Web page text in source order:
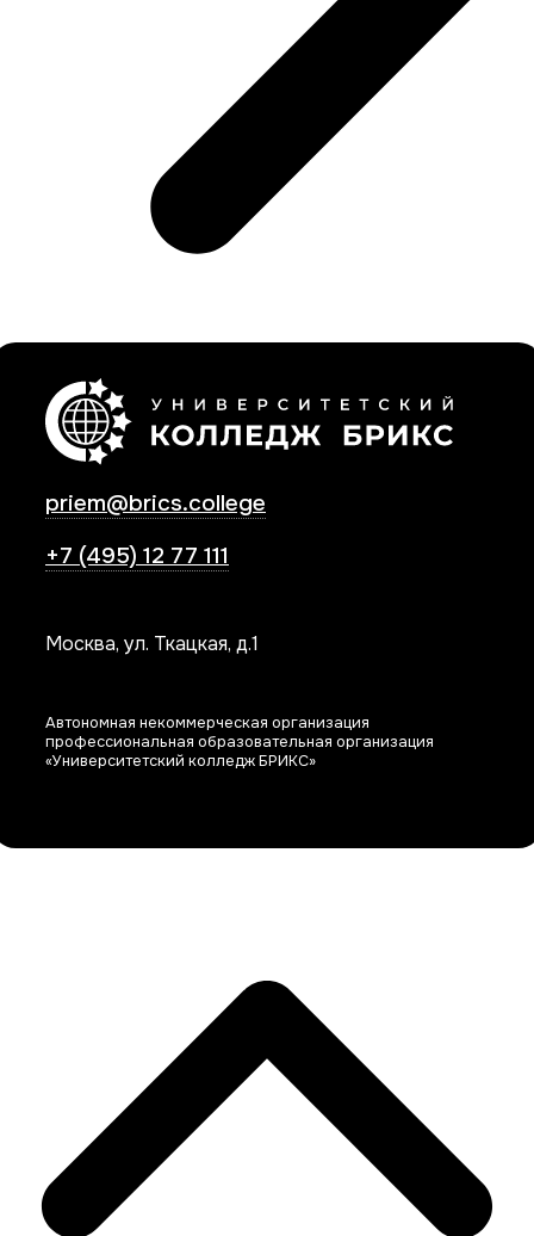
priem@brics.college
+7 (495) 12 77 111
Москва, ул. Ткацкая, д.1
Автономная некоммерческая организация
профессиональная образовательная организация
«Университетский колледж БРИКС»